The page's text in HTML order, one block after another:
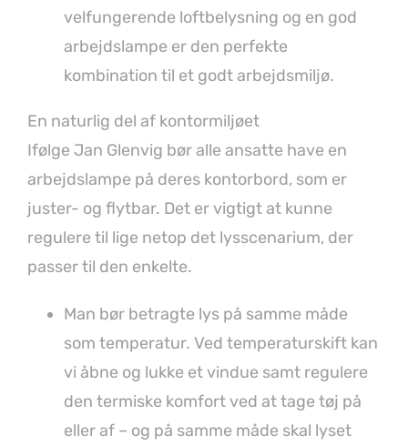
velfungerende loftbelysning og en god
arbejdslampe er den perfekte
kombination til et godt arbejdsmiljø.
En naturlig del af kontormiljøet
Ifølge Jan Glenvig bør alle ansatte have en
arbejdslampe på deres kontorbord, som er
juster- og flytbar. Det er vigtigt at kunne
regulere til lige netop det lysscenarium, der
passer til den enkelte.
Man bør betragte lys på samme måde
som temperatur. Ved temperaturskift kan
vi åbne og lukke et vindue samt regulere
den termiske komfort ved at tage tøj på
eller af – og på samme måde skal lyset